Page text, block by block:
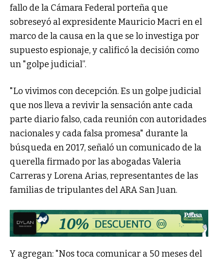
fallo de la Cámara Federal porteña que
sobreseyó al expresidente Mauricio Macri en el
marco de la causa en la que se lo investiga por
supuesto espionaje, y calificó la decisión como
un "golpe judicial”.
"Lo vivimos con decepción. Es un golpe judicial
que nos lleva a revivir la sensación ante cada
parte diario falso, cada reunión con autoridades
nacionales y cada falsa promesa" durante la
búsqueda en 2017, señaló un comunicado de la
querella firmado por las abogadas Valeria
Carreras y Lorena Arias, representantes de las
familias de tripulantes del ARA San Juan.
Y agregan: "Nos toca comunicar a 50 meses del